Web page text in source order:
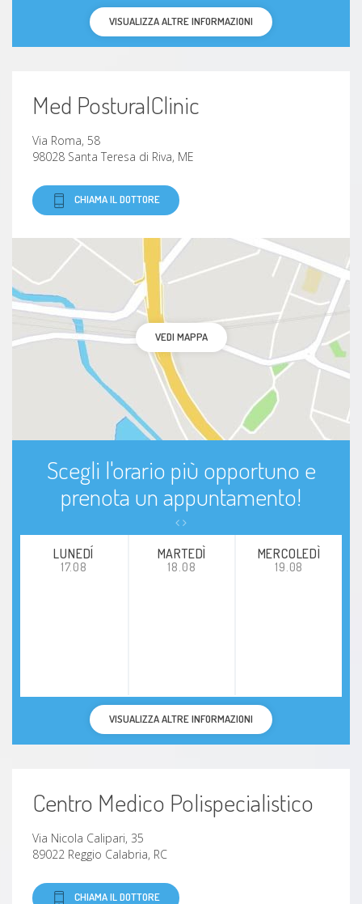
VISUALIZZA ALTRE INFORMAZIONI
Med PosturalClinic
Via Roma, 58
98028 Santa Teresa di Riva, ME
CHIAMA IL DOTTORE
VEDI MAPPA
Scegli l'orario più opportuno e
prenota un appuntamento!
LUNEDÍ
17.08
MARTEDÌ
18.08
MERCOLEDÌ
19.08
VISUALIZZA ALTRE INFORMAZIONI
Centro Medico Polispecialistico
Via Nicola Calipari, 35
89022 Reggio Calabria, RC
CHIAMA IL DOTTORE